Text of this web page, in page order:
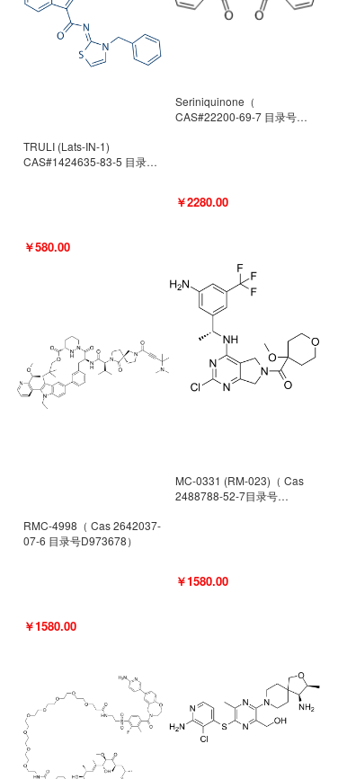
TRULI (Lats-IN-1)
CAS#1424635-83-5 目录号
￥580.00
RMC-4998（ Cas 2642037-
07-6 目录号D973678）
￥1580.00
Seriniquinone（
CAS#22200-69-7 目录号
￥2280.00
MC-0331 (RM-023)（ Cas
2488788-52-7目录号
￥1580.00